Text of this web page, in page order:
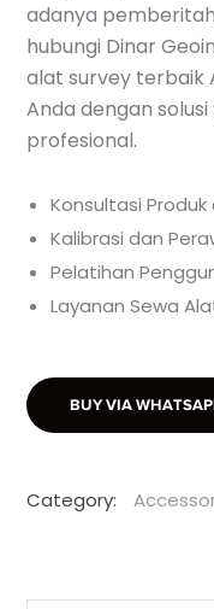
adanya
hubungi Dinar
alat survey terbaik
Anda dengan
profesional.
Konsultasi
Kalibrasi dan
Pelatihan
Layanan Sewa
BUY VIA
Category: